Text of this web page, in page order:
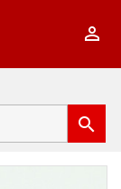

